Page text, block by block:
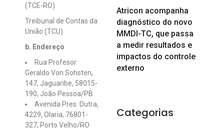
(TCE-RO)
Treibunal de Contas da
União (TCU)
b. Endereço
Rua Profesor
Geraldo Von Sohsten,
147, Jaguaribe, 58015-
190, João Pessoa/PB
Avenida Pres. Dutra,
4229, Olaria, 76801-
327, Porto Velho/RO
Atricon acompanha
diagnóstico do novo
MMDI-TC, que passa
a medir resultados e
impactos do controle
externo
Categorias